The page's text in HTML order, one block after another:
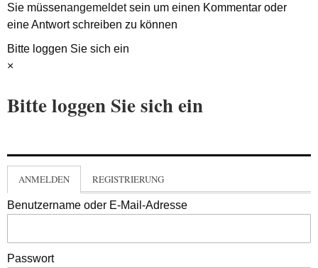
Sie müssenangemeldetsein um einen Kommentar oder
eine Antwort schreiben zu können
Bitte loggen Sie sich ein
×
Bitte loggen Sie sich ein
ANMELDEN REGISTRIERUNG
Benutzername oder E-Mail-Adresse
Passwort